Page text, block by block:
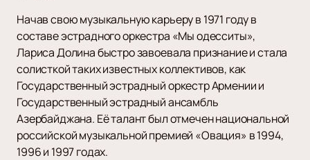
Начав свою музыкальную карьеру в 1971 году в
составе эстрадного оркестра «Мы одесситы»,
Лариса Долина быстро завоевала признание и стала
солисткой таких известных коллективов, как
Государственный эстрадный оркестр Армении и
Государственный эстрадный ансамбль
Азербайджана. Её талант был отмечен национальной
российской музыкальной премией «Овация» в 1994,
1996 и 1997 годах.